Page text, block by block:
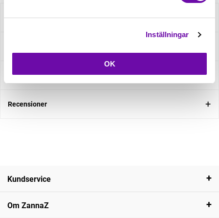
Inställningar
OK
Beskrivning
Fråga om produkt
Recensioner
Kundservice
Om ZannaZ